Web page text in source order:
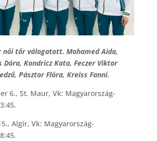
női tőr válogatott. Mohamed Aida,
Dóra, Kondricz Kata, Feczer Viktor
Pásztor Flóra, Kreiss Fanni.
6., St. Maur, Vk: Magyarország-
Algír, Vk: Magyarország-